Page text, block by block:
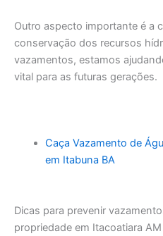
Outro aspecto importante é a
conservação dos recursos
vazamentos, estamos
vital para as futuras gerações.
Caça Vazamento de
em Itabuna BA
Dicas para prevenir
propriedade em Itacoatiara AM